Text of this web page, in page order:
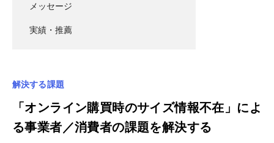
メッセージ
実績・推薦
解決する課題
「オンライン購買時のサイズ情報不在」によ
る事業者／消費者の課題を解決する